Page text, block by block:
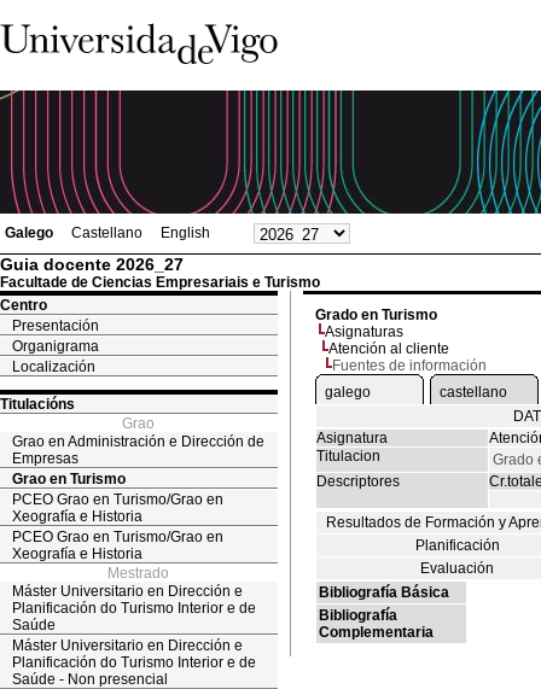
Galego Castellano English
Guia docente 2026_27
Facultade de Ciencias Empresariais e Turismo
Centro
Presentación
Organigrama
Localización
Titulacións
Grao
Grao en Administración e Dirección de
Empresas
Grao en Turismo
PCEO Grao en Turismo/Grao en
Xeografía e Historia
PCEO Grao en Turismo/Grao en
Xeografía e Historia
Mestrado
Máster Universitario en Dirección e
Planificación do Turismo Interior e de
Saúde
Máster Universitario en Dirección e
Planificación do Turismo Interior e de
Saúde - Non presencial
Grado en Turismo
Asignaturas
Atención al cliente
Fuentes de información
galego
castellano
Asignatura
Titulacion
Grado
Descriptores
Resultados de Formación y
Planificación
Evaluación
Bibliografía Básica
Bibliografía
Complementaria